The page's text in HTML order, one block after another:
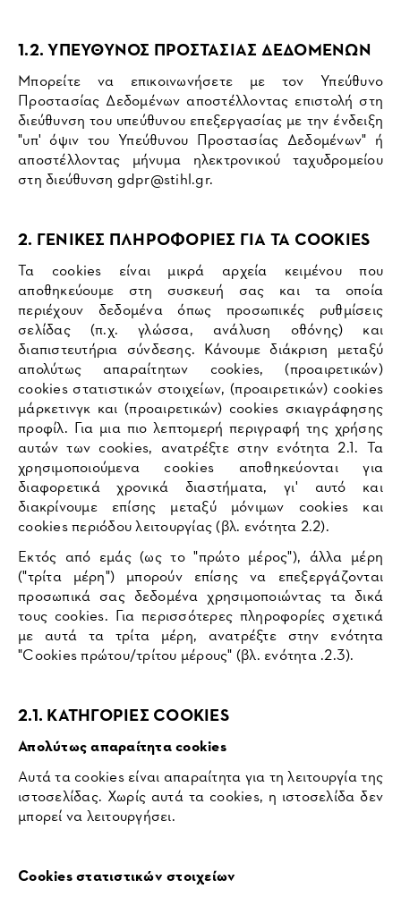
1.2. ΥΠΕΥΘΥΝΟΣ ΠΡΟΣΤΑΣΙΑΣ ΔΕΔΟΜΕΝΩΝ
Μπορείτε να επικοινωνήσετε με τον Υπεύθυνο
Προστασίας Δεδομένων αποστέλλοντας επιστολή στη
διεύθυνση του υπεύθυνου επεξεργασίας με την ένδειξη
"υπ' όψιν του Υπεύθυνου Προστασίας Δεδομένων" ή
αποστέλλοντας μήνυμα ηλεκτρονικού ταχυδρομείου
στη διεύθυνση gdpr@stihl.gr.
2. ΓΕΝΙΚΕΣ ΠΛΗΡΟΦΟΡΙΕΣ ΓΙΑ ΤΑ COOKIES
Τα cookies είναι μικρά αρχεία κειμένου που
αποθηκεύουμε στη συσκευή σας και τα οποία
περιέχουν δεδομένα όπως προσωπικές ρυθμίσεις
σελίδας (π.χ. γλώσσα, ανάλυση οθόνης) και
διαπιστευτήρια σύνδεσης. Κάνουμε διάκριση μεταξύ
απολύτως απαραίτητων cookies, (προαιρετικών)
cookies στατιστικών στοιχείων, (προαιρετικών) cookies
μάρκετινγκ και (προαιρετικών) cookies σκιαγράφησης
προφίλ. Για μια πιο λεπτομερή περιγραφή της χρήσης
αυτών των cookies, ανατρέξτε στην ενότητα 2.1. Τα
χρησιμοποιούμενα cookies αποθηκεύονται για
διαφορετικά χρονικά διαστήματα, γι' αυτό και
διακρίνουμε επίσης μεταξύ μόνιμων cookies και
cookies περιόδου λειτουργίας (βλ. ενότητα 2.2).
Εκτός από εμάς (ως το "πρώτο μέρος"), άλλα μέρη
("τρίτα μέρη") μπορούν επίσης να επεξεργάζονται
προσωπικά σας δεδομένα χρησιμοποιώντας τα δικά
τους cookies. Για περισσότερες πληροφορίες σχετικά
με αυτά τα τρίτα μέρη, ανατρέξτε στην ενότητα
"Cookies πρώτου/τρίτου μέρους" (βλ. ενότητα .2.3).
2.1. ΚΑΤΗΓΟΡΙΕΣ COOKIES
Απολύτως απαραίτητα cookies
Αυτά τα cookies είναι απαραίτητα για τη λειτουργία της
ιστοσελίδας. Χωρίς αυτά τα cookies, η ιστοσελίδα δεν
μπορεί να λειτουργήσει.
Cookies στατιστικών στοιχείων